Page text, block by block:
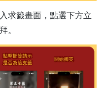
求籤畫面，點選下方立
。